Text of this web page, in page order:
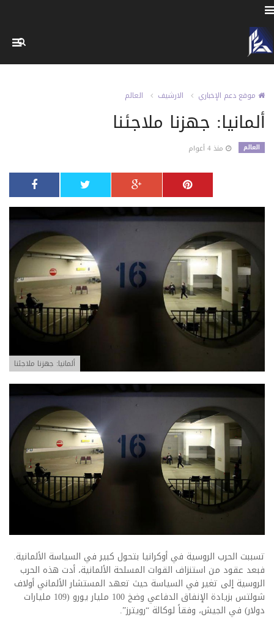
موقع دعم الإخباري الارشيف العالم
ألمانيا: جهزنا ملاجئنا
العالم منذ 4 أعوام
ألمانيا: جهزنا ملاجئنا
تسببت الحرب الروسية في أوكرانيا بتحول كبير في السياسة الألمانية.
فبعد عقود من استنزاف القوات المسلحة الألمانية، أدت هذه الحرب
الروسية إلى تغير في السياسة حيث تعهد المستشار الألماني أولاف
شولتس بزيادة الإنفاق الدفاعي وضخ 100 مليار يورو (109 مليارات
دولار) في الجيش، وفقاً لوكالة “رويترز”.